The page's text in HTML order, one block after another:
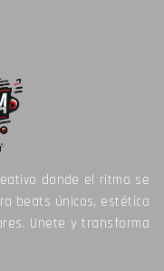
donde el ritmo se
beats únicos, estética
Unete y transforma